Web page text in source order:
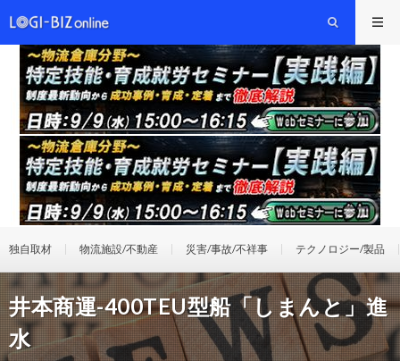
独自取材 物流施設/不動産 災害/事故/不祥事 テクノロジー/製品
井本商運-400TEU型船「しまんと」進
水